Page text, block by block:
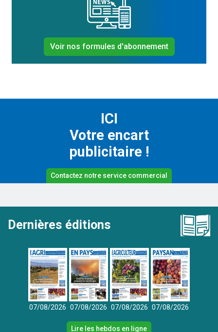
Voir nos formules d'abonnement
ICI
Votre encart
publicitaire !
Contactez notre service commercial
Dernières éditions
07/08/2026 07/08/2026 07/08/2026 07/08/2026
Lire les hebdos en ligne